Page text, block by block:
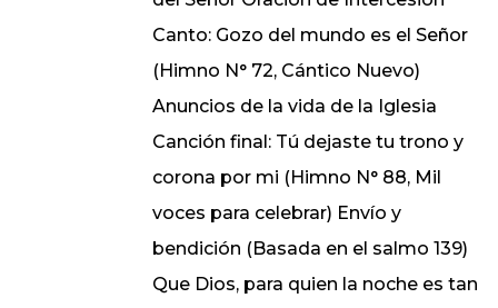
Canto: Gozo del mundo es el Señor
(Himno N° 72, Cántico Nuevo)
Anuncios de la vida de la Iglesia
Canción final: Tú dejaste tu trono y
corona por mi (Himno N° 88, Mil
voces para celebrar) Envío y
bendición (Basada en el salmo 139)
Que Dios, para quien la noche es tan